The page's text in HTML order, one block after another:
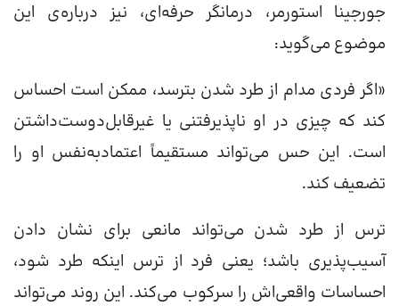
جورجینا استورمر، درمانگر حرفه‌ای، نیز درباره‌ی این
موضوع می‌گوید:
«اگر فردی مدام از طرد شدن بترسد، ممکن است احساس
کند که چیزی در او ناپذیرفتنی یا غیرقابل‌دوست‌داشتن
است. این حس می‌تواند مستقیماً اعتمادبه‌نفس او را
تضعیف کند.
ترس از طرد شدن می‌تواند مانعی برای نشان دادن
آسیب‌پذیری باشد؛ یعنی فرد از ترس اینکه طرد شود،
احساسات واقعی‌اش را سرکوب می‌کند. این روند می‌تواند